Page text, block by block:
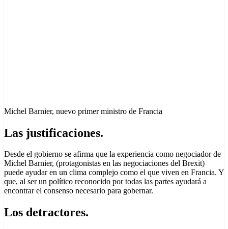
Michel Barnier, nuevo primer ministro de Francia
Las justificaciones.
Desde el gobierno se afirma que la experiencia como negociador de
Michel Barnier, (protagonistas en las negociaciones del Brexit)
puede ayudar en un clima complejo como el que viven en Francia. Y
que, al ser un político reconocido por todas las partes ayudará a
encontrar el consenso necesario para gobernar.
Los detractores.